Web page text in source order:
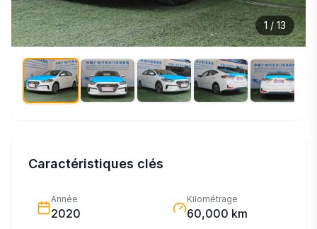
1 / 13
Caractéristiques clés
Année
2020
Kilométrage
60,000 km